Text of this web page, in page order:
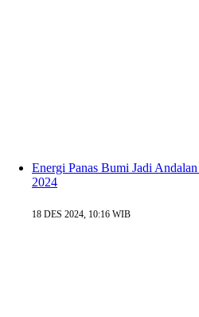
Energi Panas Bumi Jadi
2024
18 DES 2024, 10:16 WIB